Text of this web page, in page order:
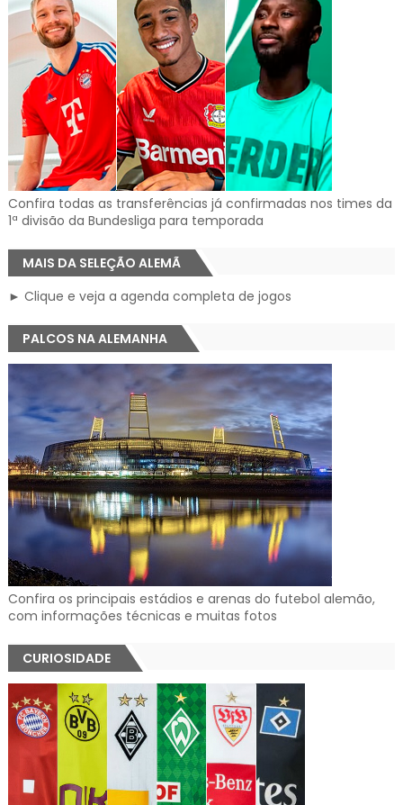
Confira todas as transferências já confirmadas nos times da
1ª divisão da Bundesliga para temporada
MAIS DA SELEÇÃO ALEMÃ
► Clique e veja a agenda completa de jogos
PALCOS NA ALEMANHA
Confira os principais estádios e arenas do futebol alemão,
com informações técnicas e muitas fotos
CURIOSIDADE